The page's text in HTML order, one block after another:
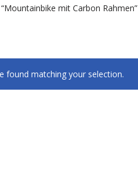
mit Carbon Rahmen”
found matching your selection.